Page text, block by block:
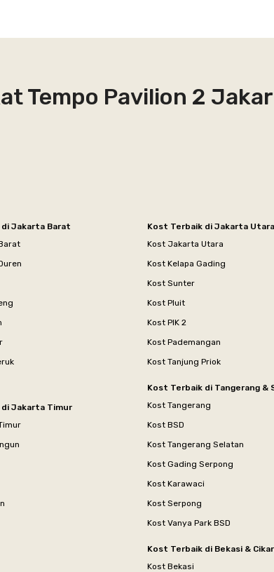
Tempo Pavilion 2
Jakarta Barat
Jakarta Timur
Kost Terbaik di Jakarta Utara
Kost Jakarta Utara
Kost Kelapa Gading
Kost Sunter
Kost Pluit
Kost PIK 2
Kost Pademangan
Kost Tanjung Priok
Kost Terbaik di Tangerang &
Kost Tangerang
Kost BSD
Kost Tangerang Selatan
Kost Gading Serpong
Kost Karawaci
Kost Serpong
Kost Vanya Park BSD
Kost Terbaik di Bekasi &
Kost Bekasi